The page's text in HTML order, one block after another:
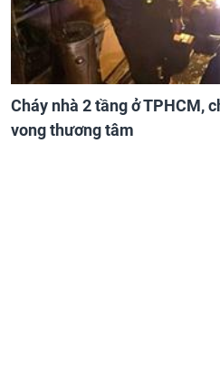
Cháy nhà 2 tầng ở TPHCM,
vong thương tâm